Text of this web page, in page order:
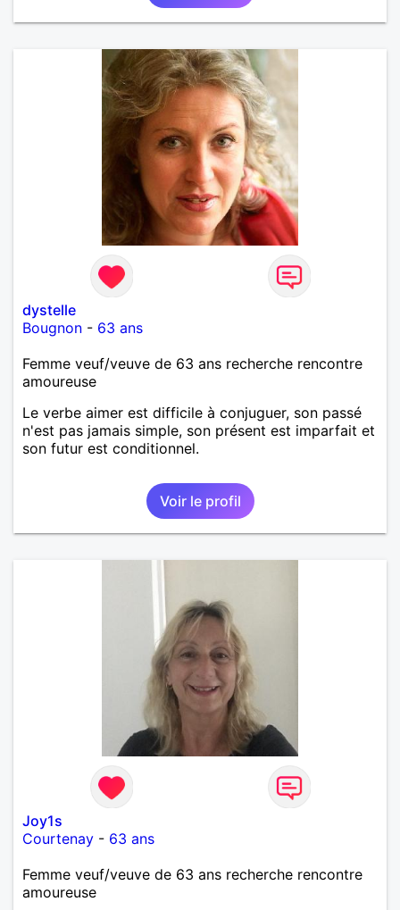
dystelle
Bougnon - 63 ans
Femme veuf/veuve de 63 ans recherche rencontre
amoureuse
Le verbe aimer est difficile à conjuguer, son passé
n'est pas jamais simple, son présent est imparfait et
son futur est conditionnel.
Voir le profil
Joy1s
Courtenay - 63 ans
Femme veuf/veuve de 63 ans recherche rencontre
amoureuse